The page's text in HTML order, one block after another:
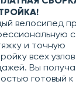
велосипед
и точную
всех
Вы
готовый к